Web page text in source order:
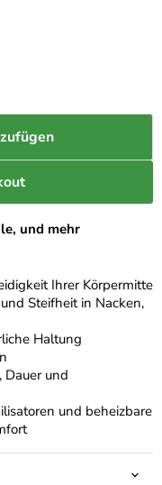
und mehr
Ihrer Körpermitte
Steifheit in Nacken,
Haltung
und
und beheizbare